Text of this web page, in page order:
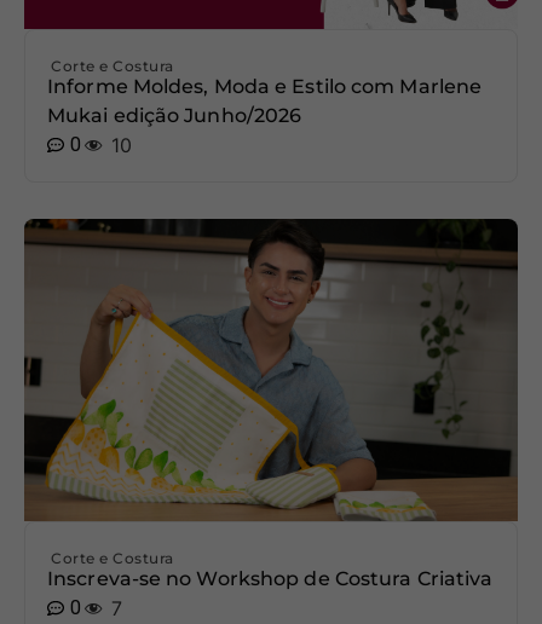
Corte e Costura
Informe Moldes, Moda e Estilo com Marlene
Mukai edição Junho/2026
0
10
Corte e Costura
Inscreva-se no Workshop de Costura Criativa
0
7